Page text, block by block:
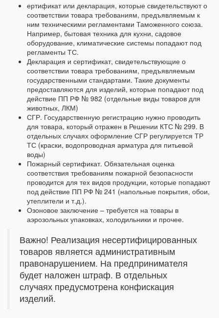
ертификат или декларация, которые свидетельствуют о
соответствии товара требованиям, предъявляемым к
ним техническими регламентами Таможенного союза.
Например, бытовая техника для кухни, садовое
оборудование, климатические системы попадают под
регламенты ТС.
Декларация и сертификат, свидетельствующие о
соответствии товара требованиям, предъявляемым
государственными стандартами. Такие документы
предоставляются для изделий, которые попадают под
действие ПП РФ № 982 (отдельные виды товаров для
животных, ЛКМ)
СГР. Государственную регистрацию нужно проводить
для товара, который отражен в Решении КТС № 299. В
отдельных случаях оформление СГР регулируется ТР
ТС (краски, водопроводная арматура для питьевой
воды)
Пожарный сертификат. Обязательная оценка
соответствия требованиям пожарной безопасности
проводится для тех видов продукции, которые попадают
под действие ПП РФ № 241 (напольные покрытия, обои,
утеплители и т.д.).
Озоновое заключение – требуется на товары в
аэрозольных упаковках, холодильники и прочее.
Важно! Реализация несертифицированных
товаров является административным
правонарушением. На предпринимателя
будет наложен штраф. В отдельных
случаях предусмотрена конфискация
изделий.